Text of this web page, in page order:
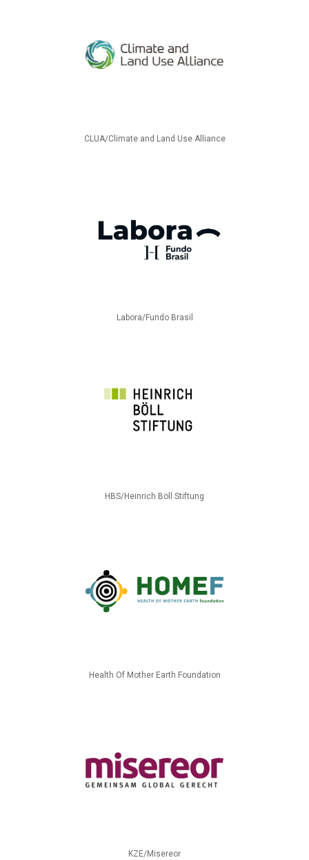
CLUA/Climate and Land Use Alliance
Labora/Fundo Brasil
HBS/Heinrich Böll Stiftung
Health Of Mother Earth Foundation
KZE/Misereor